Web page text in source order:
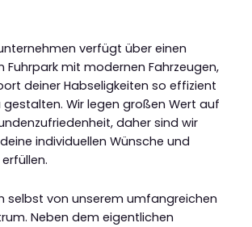
verfügt über einen
Fuhrpark mit modernen Fahrzeugen,
deiner Habseligkeiten so effizient
Wir legen großen Wert auf
daher sind wir
individuellen Wünsche und
selbst von unserem umfangreichen
Neben dem eigentlichen